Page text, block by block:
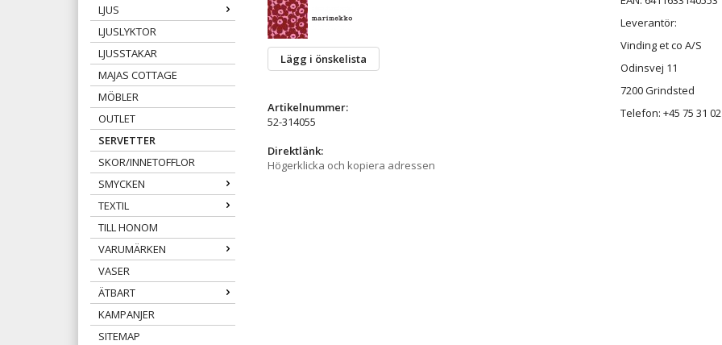
LJUS
LJUSLYKTOR
LJUSSTAKAR
MAJAS COTTAGE
MÖBLER
OUTLET
SERVETTER
SKOR/INNETOFFLOR
SMYCKEN
TEXTIL
TILL HONOM
VARUMÄRKEN
VASER
ÄTBART
KAMPANJER
SITEMAP
Leverantör:
Vinding et co A/S
Odinsvej 11
7200 Grindsted
Telefon: +45 75 31
Lägg i önskelista
Artikelnummer:
52-314055
Direktlänk:
Högerklicka och kopiera adressen